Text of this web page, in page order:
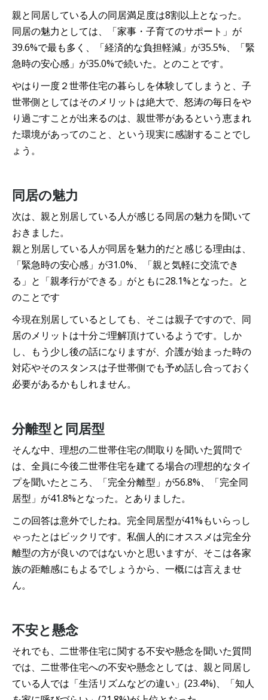
親と同居している人の同居満足度は8割以上となった。
同居の魅力としては、「家事・子育てのサポート」が
39.6%で最も多く、「経済的な負担軽減」が35.5%、「緊
急時の安心感」が35.0%で続いた。とのことです。
やはり一度２世帯住宅の暮らしを体験してしまうと、子
世帯側としてはそのメリットは絶大で、怒涛の毎日をや
り過ごすことが出来るのは、親世帯があるという恵まれ
た環境があってのこと、という現実に感謝することでし
ょう。
同居の魅力
次は、親と別居している人が感じる同居の魅力を聞いて
おきました。
親と別居している人が同居を魅力的だと感じる理由は、
「緊急時の安心感」が31.0%、「親と気軽に交流でき
る」と「親孝行ができる」がともに28.1%となった。と
のことです
今現在別居しているとしても、そこは親子ですので、同
居のメリットは十分ご理解頂けているようです。しか
し、もう少し後の話になりますが、介護が始まった時の
対応やそのスタンスは子世帯側でも予め話し合っておく
必要があるかもしれません。
分離型と同居型
そんな中、理想の二世帯住宅の間取りを聞いた質問で
は、全員に今後二世帯住宅を建てる場合の理想的なタイ
プを聞いたところ、「完全分離型」が56.8%、「完全同
居型」が41.8%となった。とありました。
この回答は意外でしたね。完全同居型が41%もいらっし
ゃったとはビックリです。私個人的にオススメは完全分
離型の方が良いのではないかと思いますが、そこは各家
族の距離感にもよるでしょうから、一概には言えませ
ん。
不安と懸念
それでも、二世帯住宅に関する不安や懸念を聞いた質問
では、二世帯住宅への不安や懸念としては、親と同居し
ている人では「生活リズムなどの違い」(23.4%)、「知人